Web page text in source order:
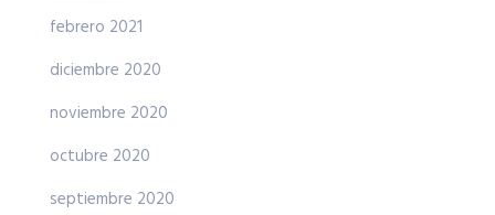
febrero 2021
diciembre 2020
noviembre 2020
octubre 2020
septiembre 2020